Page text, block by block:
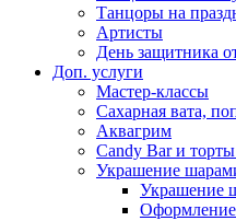
Танцоры на
Артисты
День защитника
Доп. услуги
Мастер-классы
Сахарная вата,
Аквагрим
Candy Bar и торты
Украшение
Украшение